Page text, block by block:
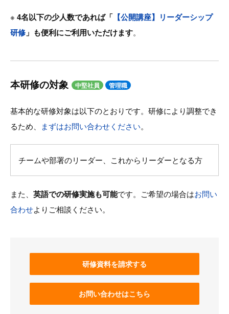
※ 4名以下の少人数であれば「 【公開講座】リーダーシップ
研修」も便利にご利用いただけます。
本研修の対象 中堅社員 管理職
基本的な研修対象は以下のとおりです。研修により調整でき
るため、
まずはお問い合わせください。
チームや部署のリーダー、これからリーダーとなる方
また、 英語での研修実施も可能です。ご希望の場合はお問い
合わせよりご相談ください。
研修資料を請求する
お問い合わせはこちら